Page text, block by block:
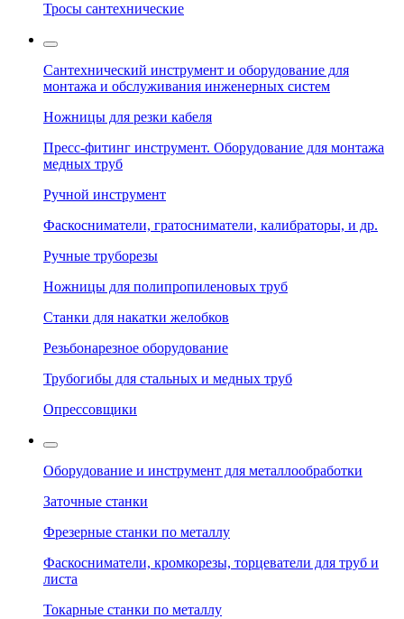
Тросы сантехнические
Сантехнический инструмент и оборудование для
монтажа и обслуживания инженерных систем
Ножницы для резки кабеля
Пресс-фитинг инструмент. Оборудование для монтажа
медных труб
Ручной инструмент
Фаскосниматели, гратосниматели, калибраторы, и др.
Ручные труборезы
Ножницы для полипропиленовых труб
Станки для накатки желобков
Резьбонарезное оборудование
Трубогибы для стальных и медных труб
Опрессовщики
Оборудование и инструмент для металлообработки
Заточные станки
Фрезерные станки по металлу
Фаскосниматели, кромкорезы, торцеватели для труб и
листа
Токарные станки по металлу